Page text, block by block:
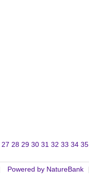
27 28 29 30 31 32 33 34 35
Powered by NatureBank